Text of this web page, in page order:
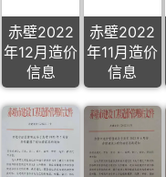
赤壁2022
年12月造价
信息
赤壁2022
年11月造价
信息